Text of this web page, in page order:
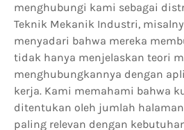
menghubungi kami sebagai
Teknik Mekanik Industri,
menyadari bahwa mereka
tidak hanya menjelaskan teori
menghubungkannya dengan
kerja. Kami memahami bahwa
ditentukan oleh jumlah
paling relevan dengan